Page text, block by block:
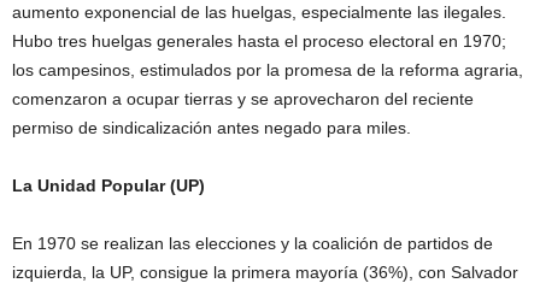
aumento exponencial de las huelgas, especialmente las ilegales.
Hubo tres huelgas generales hasta el proceso electoral en 1970;
los campesinos, estimulados por la promesa de la reforma agraria,
comenzaron a ocupar tierras y se aprovecharon del reciente
permiso de sindicalización antes negado para miles.
La Unidad Popular (UP)
En 1970 se realizan las elecciones y la coalición de partidos de
izquierda, la UP, consigue la primera mayoría (36%), con Salvador